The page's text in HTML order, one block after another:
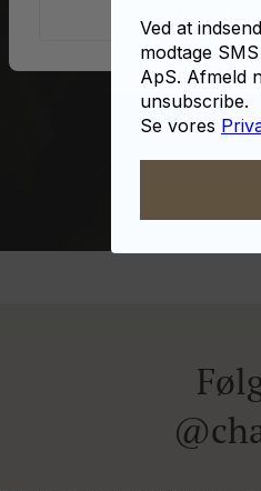
Email
Ved at
modtage
ApS. Afmeld
unsubscribe.
Se vores